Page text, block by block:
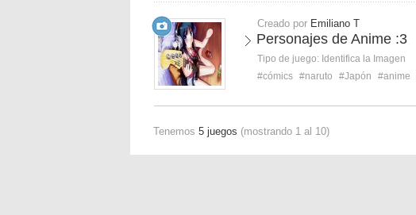
Creado por Emiliano T
Personajes de Anime :3
Tipo de juego: Identifica la Imagen
#cómics #naruto #Japón #anime
Tenemos 5 juegos (mostrando 1 al 10)